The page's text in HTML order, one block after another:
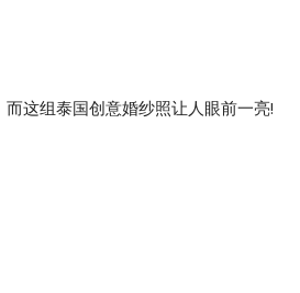
而这组泰国创意婚纱照让人眼前一亮!